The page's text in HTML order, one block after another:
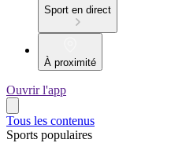
Sport en direct
À proximité
Ouvrir l'app
Tous les contenus
Sports populaires